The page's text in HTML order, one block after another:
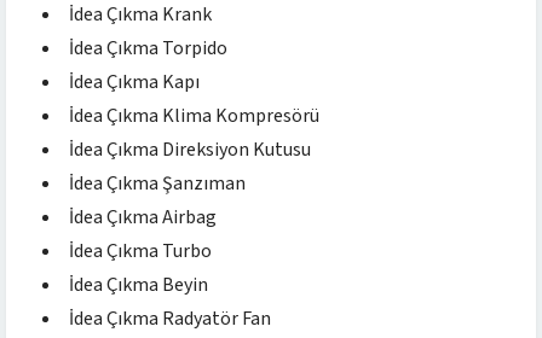
İdea Çıkma Krank
İdea Çıkma Torpido
İdea Çıkma Kapı
İdea Çıkma Klima Kompresörü
İdea Çıkma Direksiyon Kutusu
İdea Çıkma Şanzıman
İdea Çıkma Airbag
İdea Çıkma Turbo
İdea Çıkma Beyin
İdea Çıkma Radyatör Fan